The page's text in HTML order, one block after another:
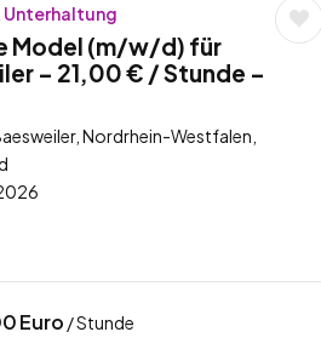
Model (m/w/d) für
– 21,00 € / Stunde –
Nordrhein-Westfalen,
Euro / Stunde